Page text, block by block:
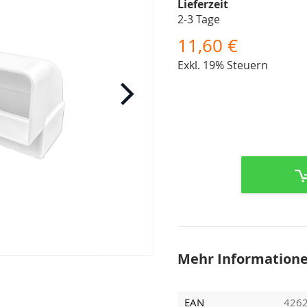
Lieferzeit
2-3 Tage
11,60 €
Exkl. 19% Steuern
Mehr
EAN